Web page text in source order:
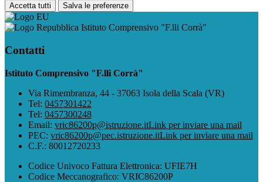
Accetta tutti Salva le preferenze
Istituto Comprensivo "F.lli Corrà"
Contatti
Istituto Comprensivo "F.lli Corrà"
Via Rimembranza, 44 - 37063 Isola della Scala (VR)
Tel: 0457301422
Tel: 0457300248
Email: vric86200p@istruzione.itLink per inviare una mail
PEC: vric86200p@pec.istruzione.itLink per inviare una mail
C.F.: 80012720233
Codice Univoco Fattura Elettronica: UFIE7H
Codice Meccanografico: VRIC86200P